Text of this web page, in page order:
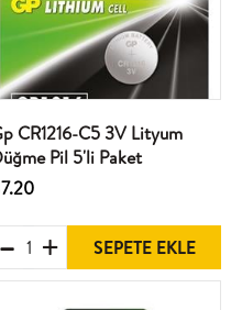
CR1216-C5 3V Lityum
Pil 5'li Paket
SEPETE EKLE